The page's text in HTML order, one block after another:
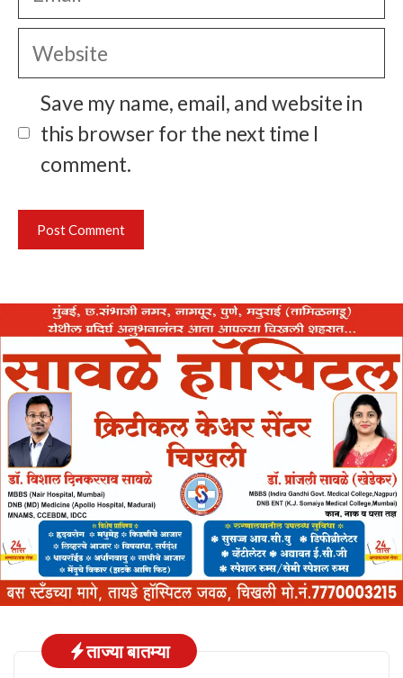
Website
Save my name, email, and website in
this browser for the next time I
comment.
ताज्या बातम्या